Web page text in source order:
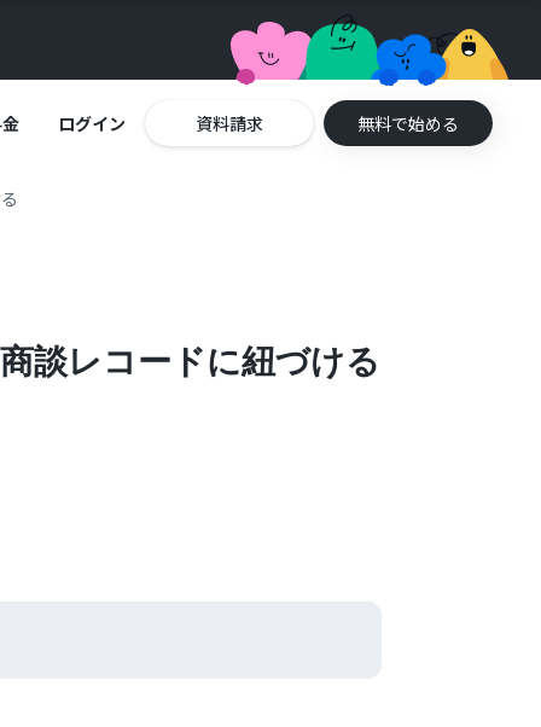
ログイン 資料請求 無料で始める
談レコードに紐づける